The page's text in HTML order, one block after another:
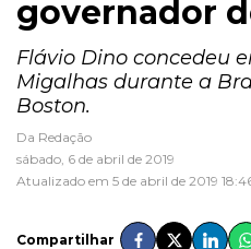
governador
Flávio Dino concedeu
Migalhas durante a
Boston.
Da Redação
sábado, 6 de abril de 2019
Atualizado em 5 de abril de 2019
Compartilhar